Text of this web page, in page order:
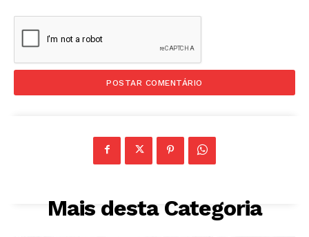
Mais desta Categoria